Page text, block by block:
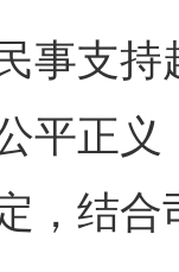
支持
平正
，结